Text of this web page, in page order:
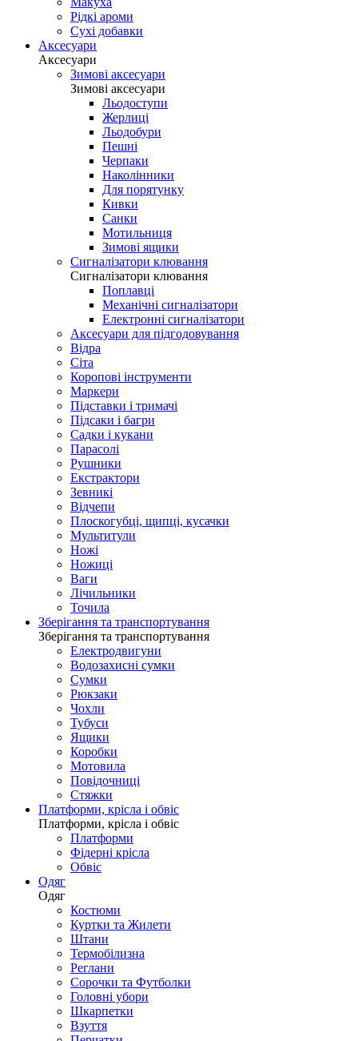
Рідкі ароми
Сухі добавки
Аксесуари
Аксесуари
Зимові аксесуари
Зимові аксесуари
Льодоступи
Жерлиці
Льодобури
Пешні
Черпаки
Наколінники
Для порятунку
Кивки
Санки
Мотильниця
Зимові ящики
Сигналізатори клювання
Сигналізатори клювання
Поплавці
Механічні сигналізатори
Електронні сигналізатори
Аксесуари для підгодовування
Відра
Сіта
Коропові інструменти
Маркери
Підставки і тримачі
Підсаки і багри
Садки і кукани
Парасолі
Рушники
Екстрактори
Зевникі
Відчепи
Плоскогубці, щипці, кусачки
Мультитули
Ножі
Ножиці
Ваги
Лічильники
Точила
Зберігання та транспортування
Зберігання та транспортування
Електродвигуни
Водозахисні сумки
Сумки
Рюкзаки
Чохли
Тубуси
Ящики
Коробки
Мотовила
Повідочниці
Стяжки
Платформи, крісла і обвіс
Платформи, крісла і обвіс
Платформи
Фідерні крісла
Обвіс
Одяг
Одяг
Костюми
Куртки та Жилети
Штани
Термобілизна
Реглани
Сорочки та Футболки
Головні убори
Шкарпетки
Взуття